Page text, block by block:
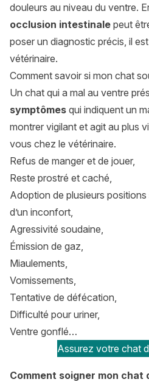
douleurs au niveau du ventre.
occlusion intestinale peut
poser un diagnostic précis, il
vétérinaire.
Comment savoir si mon chat
Un chat qui a mal au ventre
symptômes qui indiquent un
montrer vigilant et agit au plus
vous chez le vétérinaire.
Refus de manger et de jouer,
Reste prostré et caché,
Adoption de plusieurs
d’un inconfort,
Agressivité soudaine,
Émission de gaz,
Miaulements,
Vomissements,
Tentative de défécation,
Difficulté pour uriner,
Ventre gonflé…
Assurez votre chat
Comment soigner mon chat